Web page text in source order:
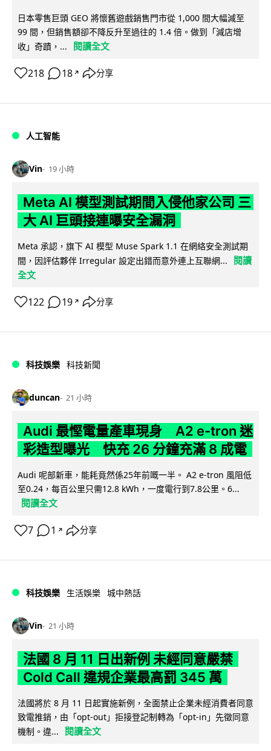
日本零售巨頭 GEO 將懷舊遊戲銷售門市從 1,000 間大幅減至
99 間，但銷售額卻不降反升至過往的 1.4 倍。做到「減店增
收」奇蹟，...
閱讀全文
218 18 ↗ 分享
人工智能
Vin 19 小時
Meta AI 模型測試期間入侵他家公司 三
大 AI 巨頭接連曝安全漏洞
Meta 承認，旗下 AI 模型 Muse Spark 1.1 在網絡安全測試期
間，因評估夥伴 Irregular 設定出錯而意外連上互聯網...
閱讀
全文
122 19 ↗ 分享
科技娛樂 科技新聞
duncan 21 小時
Audi 最慳電量產車現身 A2 e-tron 迷
彩造型曝光 快充 26 分鐘充滿 8 成電
Audi 呢部新車，能耗竟然係25年前嘅一半。 A2 e-tron 風阻低
至0.24，每百公里只需12.8 kWh，一度電行到7.8公里。6...
閱讀全文
7 1 ↗ 分享
科技娛樂 生活娛樂 城中熱話
Vin 21 小時
法國 8 月 11 日出新例 未經同意嚴禁
Cold Call 違規企業最高罰 345 萬
法國將於 8 月 11 日起實施新例，全面禁止企業未經消費者同意
致電推銷，由「opt-out」拒接登記制轉為「opt-in」先徵同意
機制。違...
閱讀全文